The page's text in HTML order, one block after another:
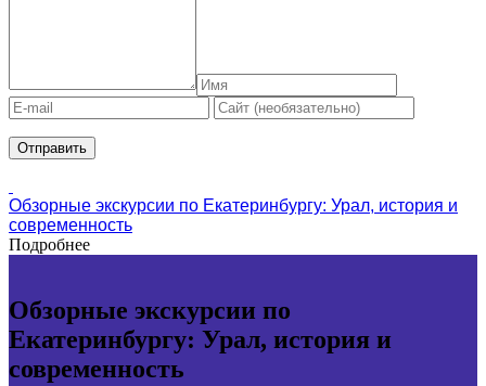
Обзорные экскурсии по Екатеринбургу: Урал, история и
современность
Подробнее
Обзорные экскурсии по
Екатеринбургу: Урал, история и
современность